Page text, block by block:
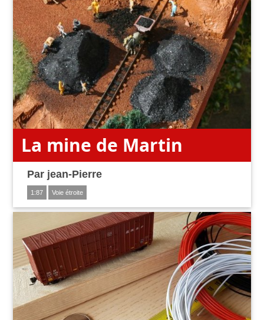
La mine de Martin
Par jean-Pierre
1:87 Voie étroite